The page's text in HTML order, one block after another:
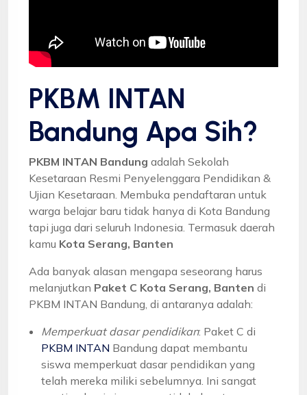
PKBM INTAN
Bandung Apa Sih?
PKBM INTAN Bandung adalah Sekolah
Kesetaraan Resmi Penyelenggara Pendidikan &
Ujian Kesetaraan. Membuka pendaftaran untuk
warga belajar baru tidak hanya di Kota Bandung
tapi juga dari seluruh Indonesia. Termasuk daerah
kamu Kota Serang, Banten
Ada banyak alasan mengapa seseorang harus
melanjutkan Paket C Kota Serang, Banten di
PKBM INTAN Bandung, di antaranya adalah:
Memperkuat dasar pendidikan: Paket C di
PKBM INTAN Bandung dapat membantu
siswa memperkuat dasar pendidikan yang
telah mereka miliki sebelumnya. Ini sangat